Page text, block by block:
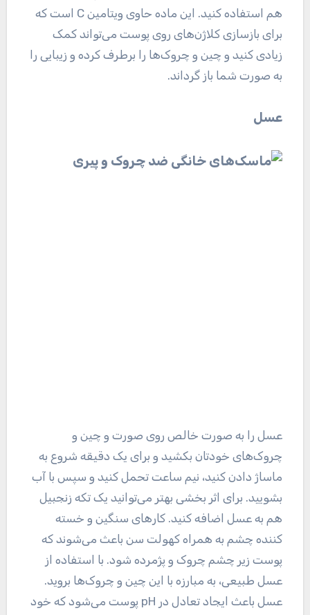
هم استفاده کنید. این ماده حاوی ویتامین C است که
برای بازسازی کلاژن‌های روی پوست می‌تواند کمک
زیادی کنید و چین و چروک‌ها را برطرف کرده و زیبایی را
به صورت شما باز گرداند.
عسل
عسل را به صورت خالص روی صورت و چین و
چروک‌های خودتان بکشید و برای یک دقیقه شروع به
ماساژ دادن کنید، نیم ساعت تحمل کنید و سپس با آب
بشویید. برای اثر بخشی بهتر می‌توانید یک تکه زنجبیل
هم به عسل اضافه کنید. کار‌های سنگین و خسته
کننده چشم به همراه کهولت سن باعث می‌شوند که
پوست زیر چشم چروک و پژمرده شود. با استفاده از
عسل طبیعی، به مبارزه با این چین و چروک‌ها بروید.
عسل باعث ایجاد تعادل در pH پوست می‌شود که خود